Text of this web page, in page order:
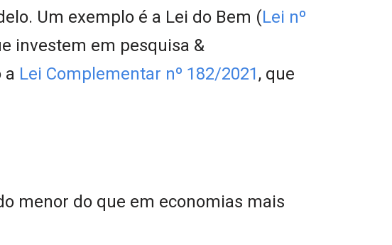
Um exemplo é a Lei do Bem (Lei nº
investem em pesquisa &
a Lei Complementar nº 182/2021, que
menor do que em economias mais